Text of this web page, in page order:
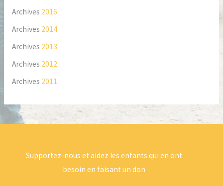
Archives 2016
Archives 2014
Archives 2013
Archives 2012
Archives 2011
Supportez-nous et aidez les enfants qui en ont
besoin en faisant un don